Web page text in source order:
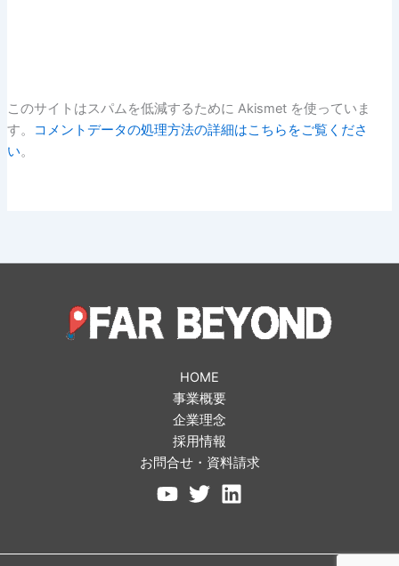
このサイトはスパムを低減するために Akismet を使っていま
す。
コメントデータの処理方法の詳細はこちらをご覧くださ
い。
HOME
事業概要
企業理念
採用情報
お問合せ・資料請求